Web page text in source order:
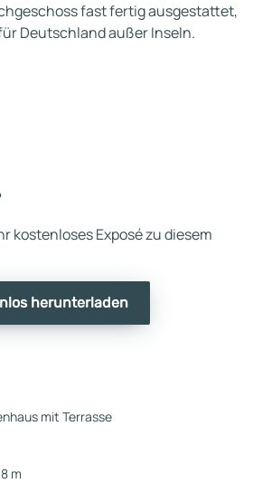
fast fertig ausgestattet,
Deutschland außer Inseln.
kostenloses Exposé zu diesem
herunterladen
mit Terrasse
m